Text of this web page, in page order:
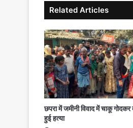
Related Articles
छपरा में जमीनी विवाद में चाकू
हुई हत्या